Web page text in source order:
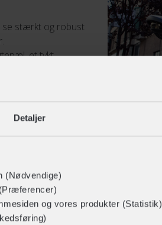
Detaljer
(Nødvendige)
og vores produkter (Statistik)
se stærkt og robust
et tykt